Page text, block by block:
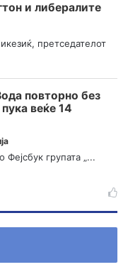
и либералите
претседателот
повторно без
веќе 14
групата „...